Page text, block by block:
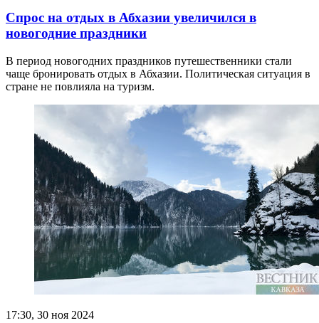
Спрос на отдых в Абхазии увеличился в
новогодние праздники
В период новогодних праздников путешественники стали
чаще бронировать отдых в Абхазии. Политическая ситуация в
стране не повлияла на туризм.
17:30, 30 ноя 2024